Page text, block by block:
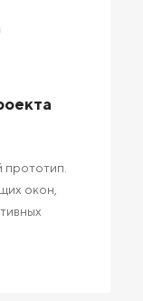
прототип.
окон,